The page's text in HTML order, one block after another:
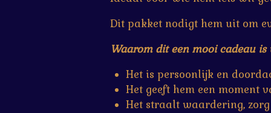
e
Dit pakket nodigt hem uit om
Waarom dit een mooi cadeau is
Het is persoonlijk en
Het geeft hem een moment
Het straalt waardering,